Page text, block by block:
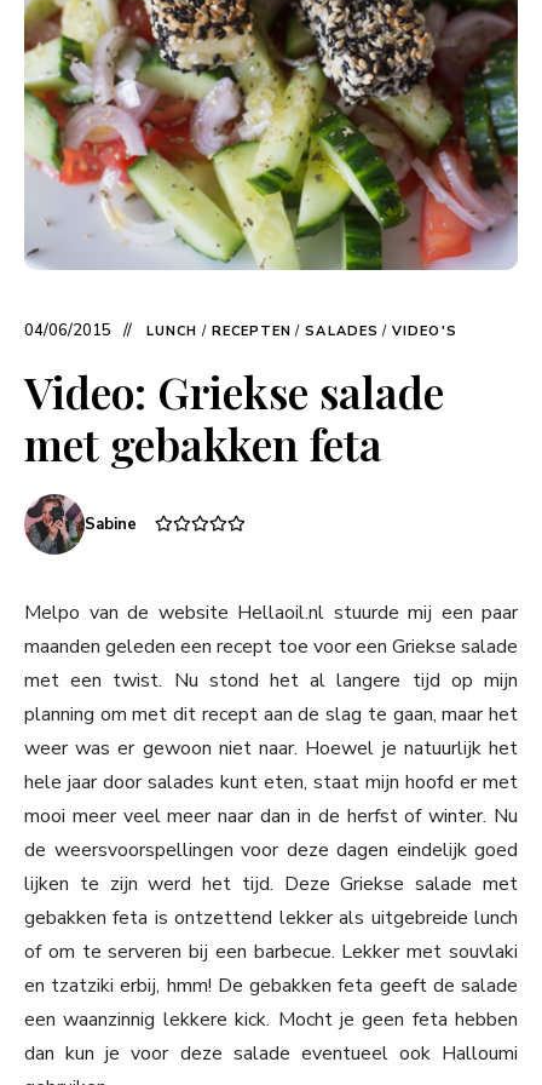
04/06/2015 LUNCH / RECEPTEN / SALADES / VIDEO'S
Video: Griekse salade
met gebakken feta
Sabine
Melpo van de website Hellaoil.nl stuurde mij een paar
maanden geleden een recept toe voor een Griekse salade
met een twist. Nu stond het al langere tijd op mijn
planning om met dit recept aan de slag te gaan, maar het
weer was er gewoon niet naar. Hoewel je natuurlijk het
hele jaar door salades kunt eten, staat mijn hoofd er met
mooi meer veel meer naar dan in de herfst of winter. Nu
de weersvoorspellingen voor deze dagen eindelijk goed
lijken te zijn werd het tijd. Deze Griekse salade met
gebakken feta is ontzettend lekker als uitgebreide lunch
of om te serveren bij een barbecue. Lekker met souvlaki
en tzatziki erbij, hmm! De gebakken feta geeft de salade
een waanzinnig lekkere kick. Mocht je geen feta hebben
dan kun je voor deze salade eventueel ook Halloumi